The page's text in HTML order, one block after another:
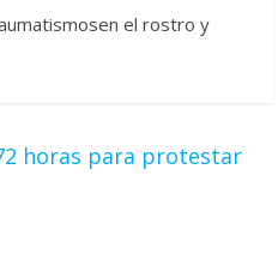
el rostro y
horas para protestar